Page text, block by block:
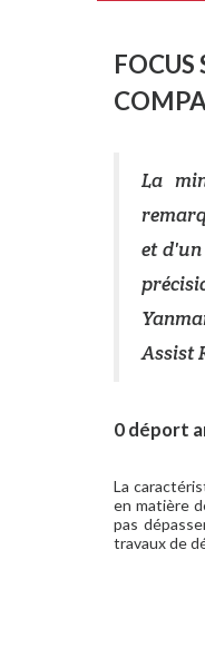
La
et
Assist
0 déport
La
en matière
pas
travaux de